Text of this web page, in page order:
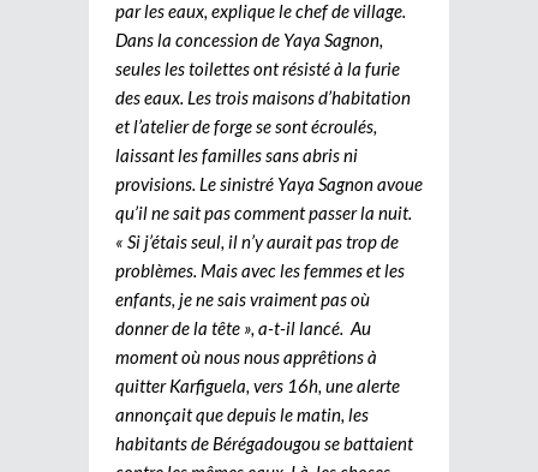
par les eaux, explique le chef de village.
Dans la concession de Yaya Sagnon,
seules les toilettes ont résisté à la furie
des eaux. Les trois maisons d’habitation
et l’atelier de forge se sont écroulés,
laissant les familles sans abris ni
provisions. Le sinistré Yaya Sagnon avoue
qu’il ne sait pas comment passer la nuit.
« Si j’étais seul, il n’y aurait pas trop de
problèmes. Mais avec les femmes et les
enfants, je ne sais vraiment pas où
donner de la tête », a-t-il lancé. Au
moment où nous nous apprêtions à
quitter Karfiguela, vers 16h, une alerte
annonçait que depuis le matin, les
habitants de Bérégadougou se battaient